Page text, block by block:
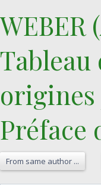
‎WEBER
‎Tableau
origines
Préface
From same author ...